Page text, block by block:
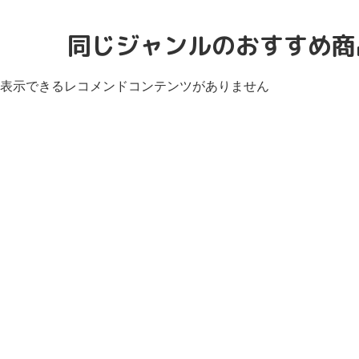
同じジャンルのおすすめ
表示できるレコメンドコンテンツがありません